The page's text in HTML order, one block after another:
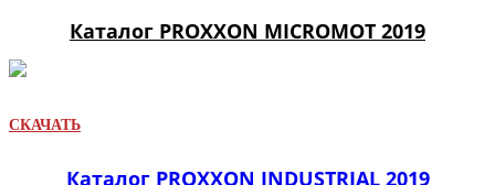
Каталог PROXXON MICROMOT 2019
СКАЧАТЬ
Каталог PROXXON INDUSTRIAL 2019